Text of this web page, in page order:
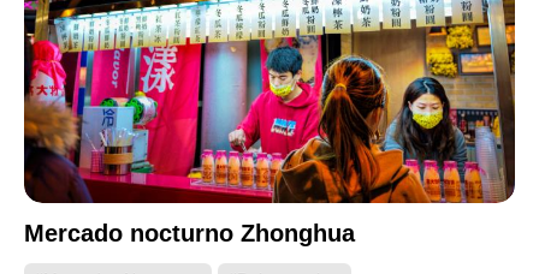
Mercado nocturno Zhonghua